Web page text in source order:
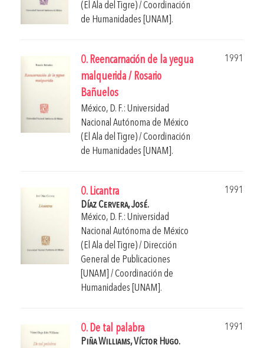
(El Ala del Tigre) / Coordinación
de Humanidades [UNAM].
0. Reencarnación de la yegua
malquerida / Rosario
Bañuelos
1991
México, D. F.: Universidad
Nacional Autónoma de México
(El Ala del Tigre) / Coordinación
de Humanidades [UNAM].
0. Licantra
1991
Díaz Cervera, José.
México, D. F.: Universidad
Nacional Autónoma de México
(El Ala del Tigre) / Dirección
General de Publicaciones
[UNAM] / Coordinación de
Humanidades [UNAM].
0. De tal palabra
1991
Piña Williams, Víctor Hugo.